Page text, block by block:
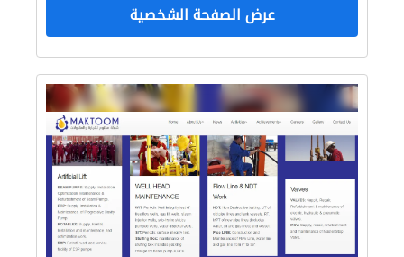
عرض الصفحة الشخصية